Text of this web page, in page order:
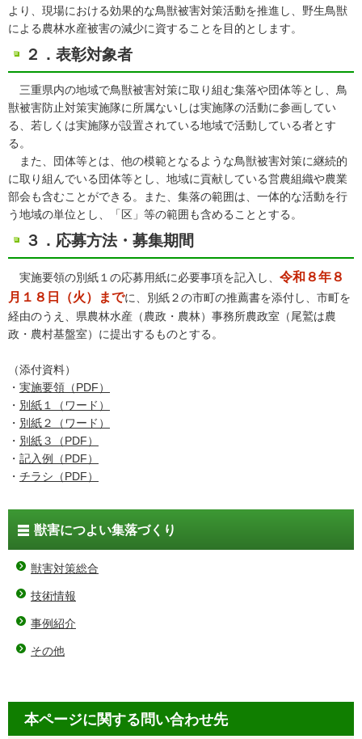
より、現場における効果的な鳥獣被害対策活動を推進し、野生鳥獣
による農林水産被害の減少に資することを目的とします。
２．表彰対象者
三重県内の地域で鳥獣被害対策に取り組む集落や団体等とし、鳥
獣被害防止対策実施隊に所属ないしは実施隊の活動に参画してい
る、若しくは実施隊が設置されている地域で活動している者とす
る。
また、団体等とは、他の模範となるような鳥獣被害対策に継続的
に取り組んでいる団体等とし、地域に貢献している営農組織や農業
部会も含むことができる。また、集落の範囲は、一体的な活動を行
う地域の単位とし、「区」等の範囲も含めることとする。
３．応募方法・募集期間
実施要領の別紙１の応募用紙に必要事項を記入し、 令和８年８
月１８日（火）までに、別紙２の市町の推薦書を添付し、市町を
経由のうえ、県農林水産（農政・農林）事務所農政室（尾鷲は農
政・農村基盤室）に提出するものとする。
（添付資料）
・ 実施要領（PDF）
・ 別紙１（ワード）
・ 別紙２（ワード）
・ 別紙３（PDF）
・ 記入例（PDF）
・ チラシ（PDF）
獣害につよい集落づくり
獣害対策総合
技術情報
事例紹介
その他
本ページに関する問い合わせ先